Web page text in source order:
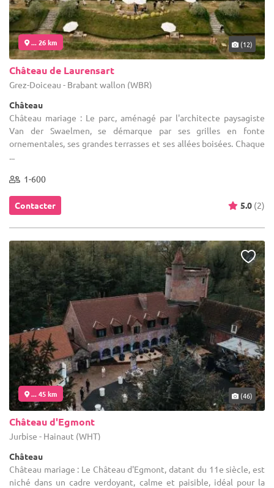
... 26 km (12)
Château de Laurensart
Grez-Doiceau - Brabant wallon (WBR)
Château
Château mariage : Le parc, aménagé par l'architecte paysagiste
Van der Swaelmen, se démarque par ses grilles en fonte
ornementales, ses grandes terrasses et ses allées boisées. Chaque
...
1-600
Contacter 5.0 (2)
... 45 km (46)
Château d'Egmont
Jurbise - Hainaut (WHT)
Château
Château mariage : Le Château d'Egmont, datant du 11e siècle, est
niché dans un cadre verdoyant, calme et paisible, idéal pour la